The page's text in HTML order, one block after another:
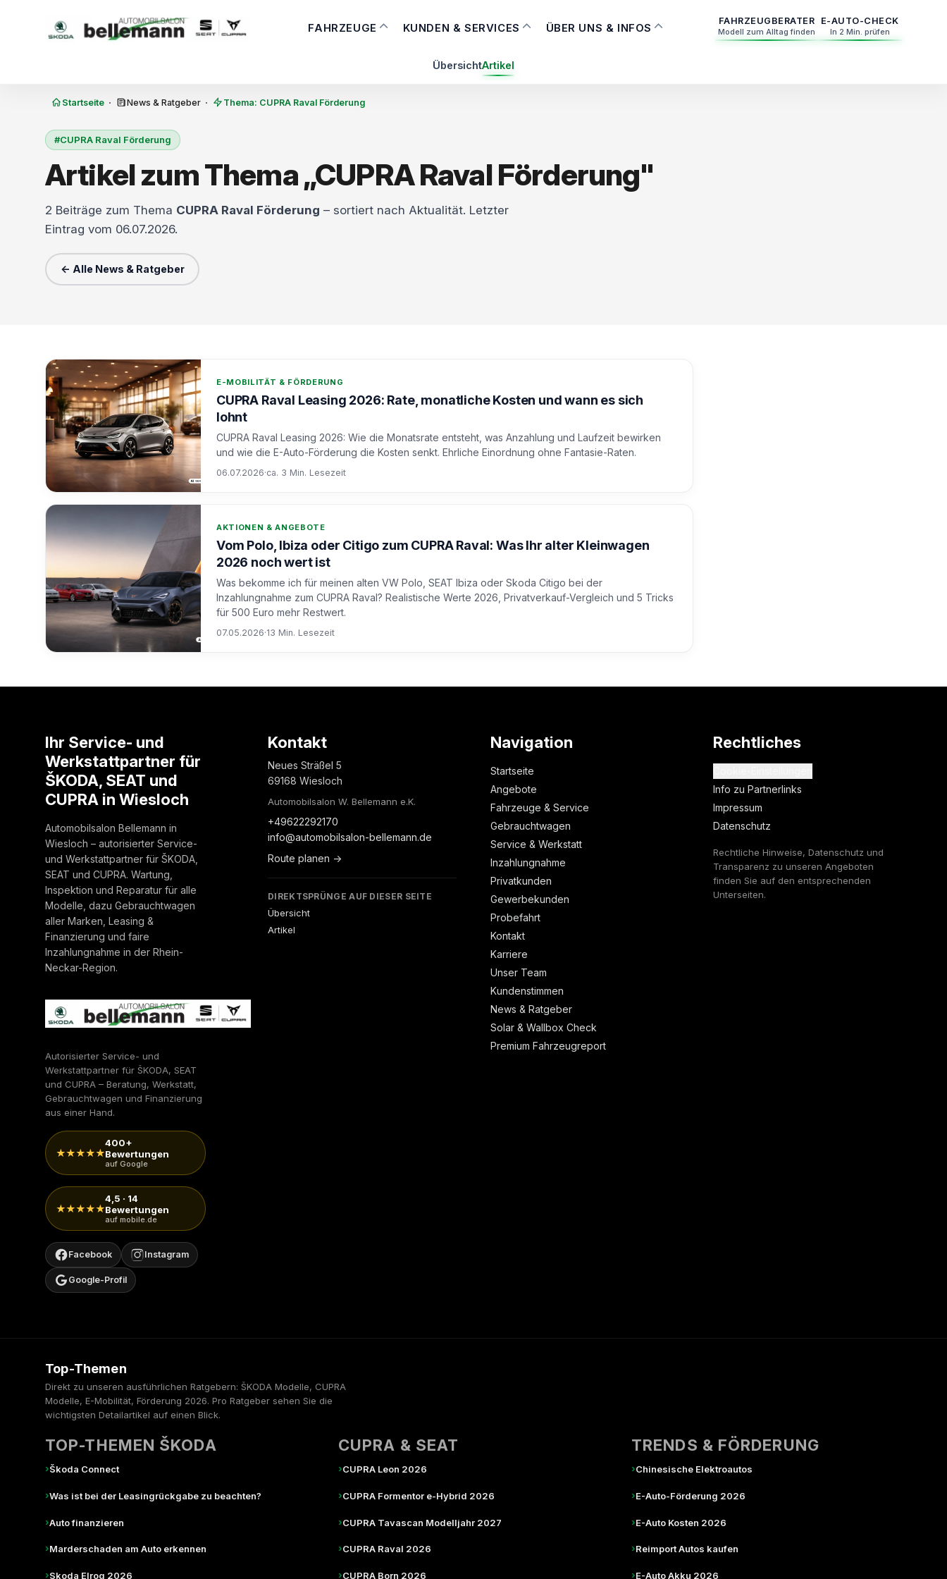
FAHRZEUGE KUNDEN & SERVICES ÜBER UNS & INFOS
FAHRZEUGBERATER
Modell zum Alltag finden
E-AUTO-CHECK
In 2 Min. prüfen
ÜbersichtArtikel
Startseite · News & Ratgeber · Thema: CUPRA Raval Förderung
#CUPRA Raval Förderung
Artikel zum Thema „CUPRA Raval Förderung"
2 Beiträge zum Thema CUPRA Raval Förderung – sortiert nach Aktualität. Letzter
Eintrag vom 06.07.2026.
← Alle News & Ratgeber
E-MOBILITÄT & FÖRDERUNG
CUPRA Raval Leasing 2026: Rate, monatliche Kosten und wann es sich
lohnt
CUPRA Raval Leasing 2026: Wie die Monatsrate entsteht, was Anzahlung und Laufzeit bewirken
und wie die E-Auto-Förderung die Kosten senkt. Ehrliche Einordnung ohne Fantasie-Raten.
06.07.2026·ca. 3 Min. Lesezeit
AKTIONEN & ANGEBOTE
Vom Polo, Ibiza oder Citigo zum CUPRA Raval: Was Ihr alter Kleinwagen
2026 noch wert ist
Was bekomme ich für meinen alten VW Polo, SEAT Ibiza oder Skoda Citigo bei der
Inzahlungnahme zum CUPRA Raval? Realistische Werte 2026, Privatverkauf-Vergleich und 5 Tricks
für 500 Euro mehr Restwert.
07.05.2026·13 Min. Lesezeit
Ihr Service- und
Werkstattpartner für
ŠKODA, SEAT und
CUPRA in Wiesloch
Automobilsalon Bellemann in
Wiesloch – autorisierter Service-
und Werkstattpartner für ŠKODA,
SEAT und CUPRA. Wartung,
Inspektion und Reparatur für alle
Modelle, dazu Gebrauchtwagen
aller Marken, Leasing &
Finanzierung und faire
Inzahlungnahme in der Rhein-
Neckar-Region.
Autorisierter Service- und
Werkstattpartner für ŠKODA, SEAT
und CUPRA – Beratung, Werkstatt,
Gebrauchtwagen und Finanzierung
aus einer Hand.
★★★★★
400+
Bewertungen
auf Google
★★★★★
4,5 · 14
Bewertungen
auf mobile.de
Facebook Instagram
Google-Profil
Kontakt
Neues Sträßel 5
69168 Wiesloch
Automobilsalon W. Bellemann e.K.
+49622292170
info@automobilsalon-bellemann.de
Route planen →
DIREKTSPRÜNGE AUF DIESER SEITE
Übersicht
Artikel
Navigation
Startseite
Angebote
Fahrzeuge & Service
Gebrauchtwagen
Service & Werkstatt
Inzahlungnahme
Privatkunden
Gewerbekunden
Probefahrt
Kontakt
Karriere
Unser Team
Kundenstimmen
News & Ratgeber
Solar & Wallbox Check
Premium Fahrzeugreport
Rechtliches
Info zu Partnerlinks
Impressum
Datenschutz
Rechtliche Hinweise, Datenschutz und
Transparenz zu unseren Angeboten
finden Sie auf den entsprechenden
Unterseiten.
Top-Themen
Direkt zu unseren ausführlichen Ratgebern: ŠKODA Modelle, CUPRA
Modelle, E-Mobilität, Förderung 2026. Pro Ratgeber sehen Sie die
wichtigsten Detailartikel auf einen Blick.
TOP-THEMEN ŠKODA
›Škoda Connect
›Was ist bei der Leasingrückgabe zu beachten?
›Auto finanzieren
›Marderschaden am Auto erkennen
›Skoda Elroq 2026
CUPRA & SEAT
›CUPRA Leon 2026
›CUPRA Formentor e-Hybrid 2026
›CUPRA Tavascan Modelljahr 2027
›CUPRA Raval 2026
›CUPRA Born 2026
TRENDS & FÖRDERUNG
›Chinesische Elektroautos
›E-Auto-Förderung 2026
›E-Auto Kosten 2026
›Reimport Autos kaufen
›E-Auto Akku 2026